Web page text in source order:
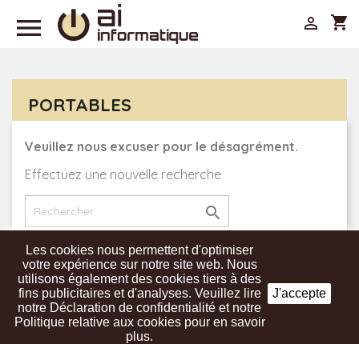
 shopping_cart

PORTABLES
Veuillez nous excuser pour le désagrément.
Effectuez une nouvelle recherche

Recevez nos offres spéciales
Les cookies nous permettent d'optimiser
votre expérience sur notre site web. Nous
utilisons également des cookies tiers à des
fins publicitaires et d'analyses. Veuillez lire
notre Déclaration de confidentialité et notre
Politique relative aux cookies pour en savoir
plus.
J'accepte